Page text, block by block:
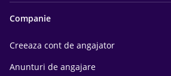
Companie
Creeaza cont de angajator
Anunturi de angajare